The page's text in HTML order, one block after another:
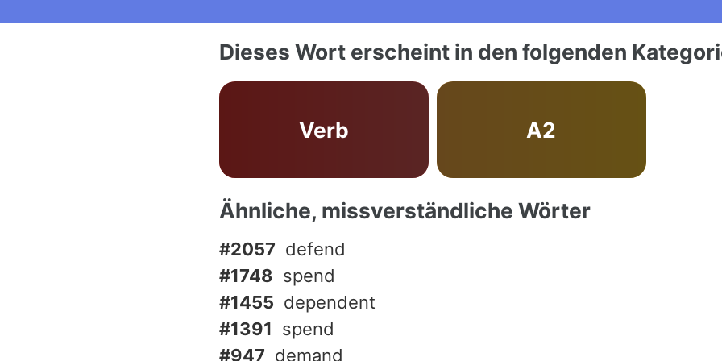
Dieses Wort erscheint in den folgenden
Verb A2
Ähnliche, missverständliche Wörter
#2057 defend
#1748 spend
#1455 dependent
#1391 spend
#947 demand